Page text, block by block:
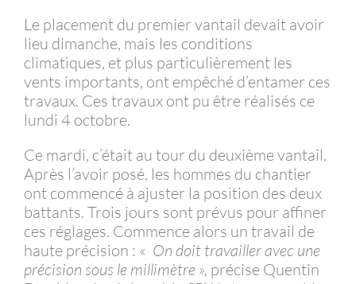
Le placement du premier vantail devait avoir
lieu dimanche, mais les conditions
climatiques, et plus particulièrement les
vents importants, ont empêché d’entamer ces
travaux. Ces travaux ont pu être réalisés ce
lundi 4 octobre.
Ce mardi, c’était au tour du deuxième vantail.
Après l’avoir posé, les hommes du chantier
ont commencé à ajuster la position des deux
battants. Trois jours sont prévus pour affiner
ces réglages. Commence alors un travail de
haute précision : « On doit travailler avec une
précision sous le millimètre », précise Quentin